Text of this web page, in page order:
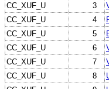
CC_XUF_U
3
CC_XUF_U
4
CC_XUF_U
5
CC_XUF_U
6
CC_XUF_U
7
CC_XUF_U
8